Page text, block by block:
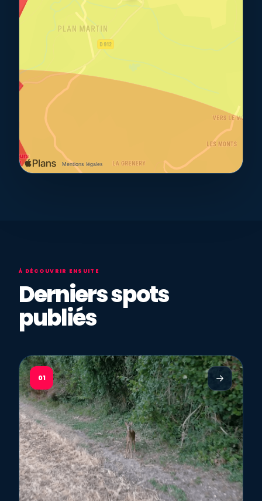
À DÉCOUVRIR ENSUITE
Derniers spots
publiés
01